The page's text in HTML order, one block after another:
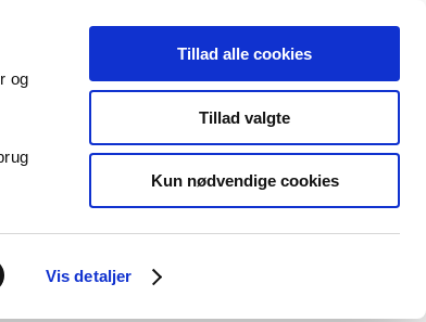
og
Vis detaljer
Tillad alle cookies
Tillad valgte
Kun nødvendige cookies
Særlige
produktområder